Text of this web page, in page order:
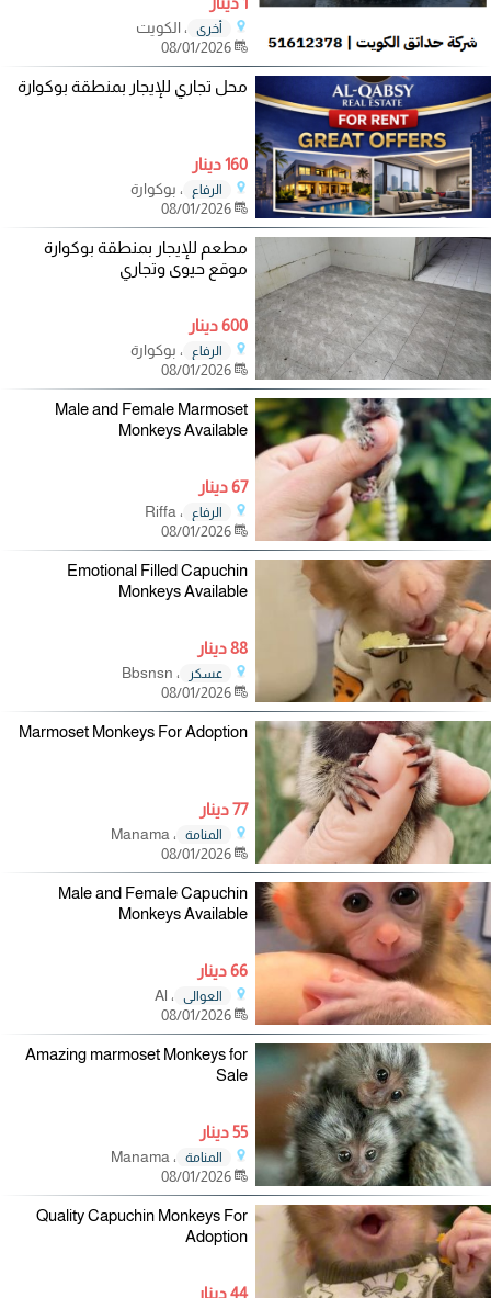
أخرى
، الكويت
08/01/2026
محل تجاري للإيجار بمنطقة بوكوارة
160 دينار
الرفاع
، بوكوارة
08/01/2026
مطعم للإيجار بمنطقة بوكوارة
موقع حيوى وتجاري
600 دينار
الرفاع
، بوكوارة
08/01/2026
Male and Female Marmoset
Monkeys Available
67 دينار
الرفاع
، Riffa
08/01/2026
Emotional Filled Capuchin
Monkeys Available
88 دينار
عسكر
، Bbsnsn
08/01/2026
Marmoset Monkeys For Adoption
77 دينار
المنامة
، Manama
08/01/2026
Male and Female Capuchin
Monkeys Available
66 دينار
العوالي
، Al
08/01/2026
Amazing marmoset Monkeys for
Sale
55 دينار
المنامة
، Manama
08/01/2026
Quality Capuchin Monkeys For
Adoption
44 دينار